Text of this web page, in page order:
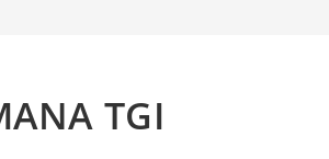
TGI